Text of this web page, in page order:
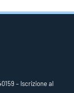
– Iscrizione al